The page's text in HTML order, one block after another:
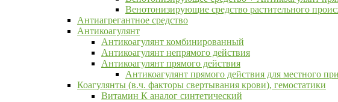
Венотонизирующие средство растительного
Антиагрегантное средство
Антикоагулянт
Антикоагулянт комбинированный
Антикоагулянт непрямого действия
Антикоагулянт прямого действия
Антикоагулянт прямого действия для местного
Коагулянты (в.ч. факторы свертывания крови), гемостатики
Витамин К аналог синтетический